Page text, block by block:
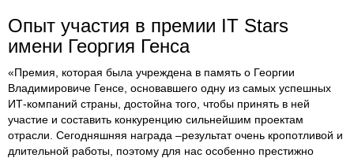
Опыт участия в премии IT Stars
имени Георгия Генса
«Премия, которая была учреждена в память о Георгии
Владимировиче Генсе, основавшего одну из самых успешных
ИТ-компаний страны, достойна того, чтобы принять в ней
участие и составить конкуренцию сильнейшим проектам
отрасли. Сегодняшняя награда –результат очень кропотливой и
длительной работы, поэтому для нас особенно престижно